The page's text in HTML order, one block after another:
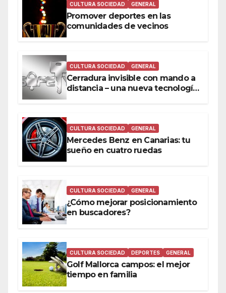
CULTURA SOCIEDAD GENERAL
Promover deportes en las
comunidades de vecinos
CULTURA SOCIEDAD GENERAL
Cerradura invisible con mando a
distancia – una nueva tecnología
CULTURA SOCIEDAD GENERAL
Mercedes Benz en Canarias: tu
sueño en cuatro ruedas
CULTURA SOCIEDAD GENERAL
¿Cómo mejorar posicionamiento
en buscadores?
CULTURA SOCIEDAD DEPORTES GENERAL
Golf Mallorca campos: el mejor
tiempo en familia